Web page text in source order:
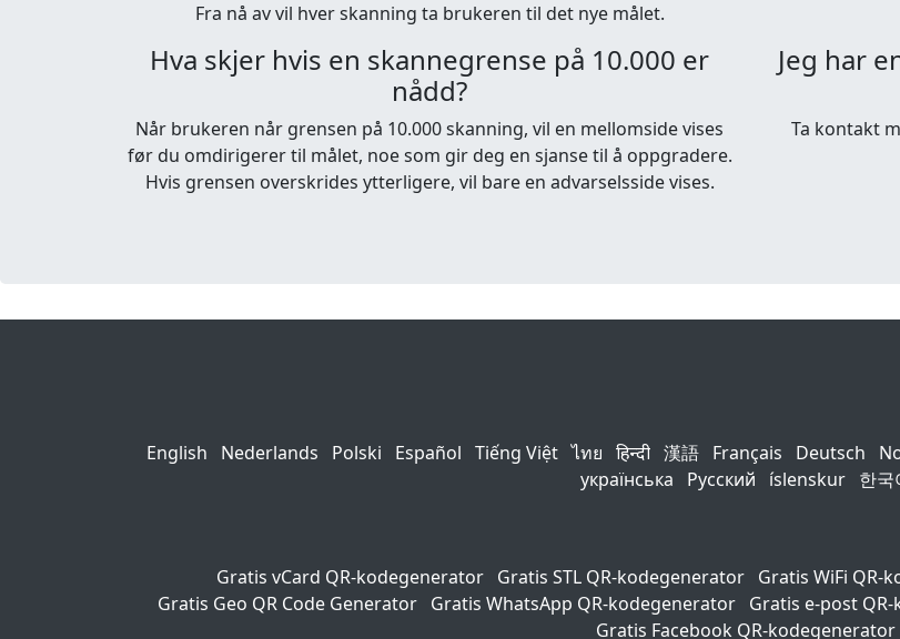
Fra nå av vil hver skanning ta brukeren til det nye målet.
Hva skjer hvis en skannegrense på 10.000 er
nådd?
Når brukeren når grensen på 10.000 skanning, vil en mellomside vises
før du omdirigerer til målet, noe som gir deg en sjanse til å oppgradere.
Hvis grensen overskrides ytterligere, vil bare en advarselsside vises.
Jeg har
Ta kontakt
English Nederlands Polski Español Tiếng Việt ไทย हिन्दी 漢語 Français Deutsch
українська
Русский íslenskur 한국
Gratis vCard QR-kodegenerator Gratis STL QR-kodegenerator Gratis WiFi QR-
Gratis Geo QR Code Generator Gratis WhatsApp QR-kodegenerator Gratis e-post
Gratis Facebook QR-kodegenerator